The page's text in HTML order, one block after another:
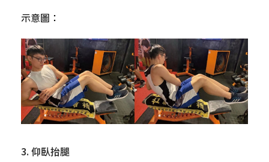
示意圖：
3. 仰臥抬腿